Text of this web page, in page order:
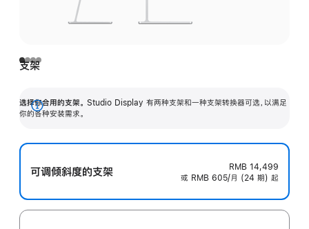
支架
选择你合用的支架。 Studio Display 有两种支架和一种支架转换器可选，以满足
你的各种安装需求。
展
可调倾斜度的支架
RMB 14,499
或 RMB 605/月 (24 期) 起